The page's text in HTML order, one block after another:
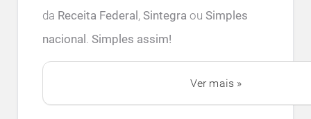
da Receita Federal , Sintegra ou Simples
nacional . Simples assim!
Ver mais »